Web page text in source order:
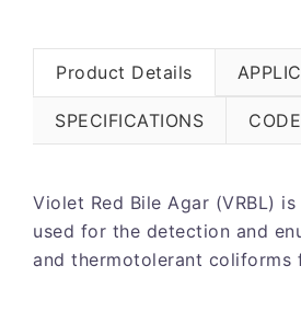
Product Details
SPECIFICATIONS CODE
Violet Red Bile Agar (VRBL)
used for the detection and
and thermotolerant coliforms